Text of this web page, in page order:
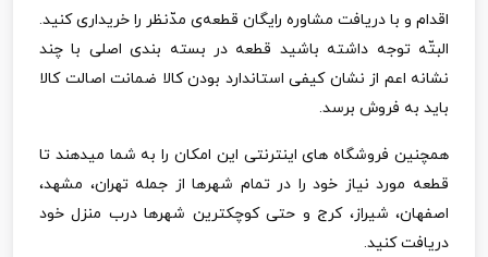
اقدام و با دریافت مشاوره رایگان قطعه‌ی مدّنظر را خریداری کنید.
البتّه توجه داشته باشید قطعه در بسته بندی اصلی با چند
نشانه اعم از نشان کیفی استاندارد بودن کالا ضمانت اصالت کالا
باید به فروش برسد.
همچنین فروشگاه های اینترنتی این امکان را به شما میدهند تا
قطعه مورد نیاز خود را در تمام شهرها از جمله تهران، مشهد،
اصفهان، شیراز، کرج و حتی کوچکترین شهرها درب منزل خود
دریافت کنید.